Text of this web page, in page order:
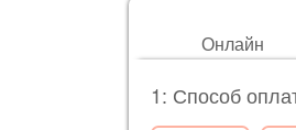
Онлайн
1: Способ